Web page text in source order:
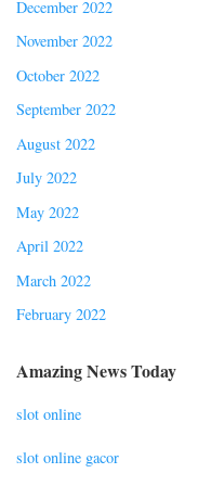
December 2022
November 2022
October 2022
September 2022
August 2022
July 2022
May 2022
April 2022
March 2022
February 2022
Amazing News Today
slot online
slot online gacor